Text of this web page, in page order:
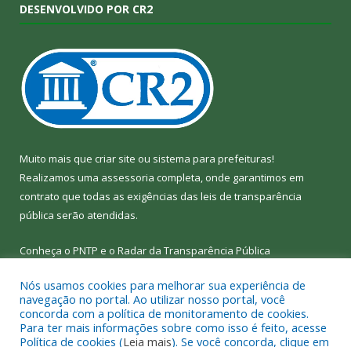
DESENVOLVIDO POR CR2
Muito mais que criar site ou sistema para prefeituras!
Realizamos uma assessoria completa, onde garantimos em
contrato que todas as exigências das leis de transparência
pública serão atendidas.
Conheça o PNTP e o Radar da Transparência Pública
Todos os direitos reservados a Câmara Municipal de Bom Jesus
Nós usamos cookies para melhorar sua experiência de
navegação no portal. Ao utilizar nosso portal, você
concorda com a política de monitoramento de cookies.
Para ter mais informações sobre como isso é feito, acesse
Política de cookies (Leia mais). Se você concorda, clique em